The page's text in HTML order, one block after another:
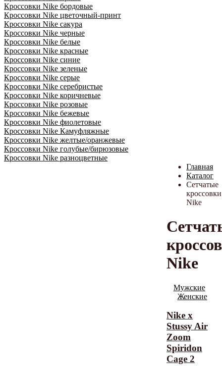
Кроссовки Nike бордовые
Кроссовки Nike цветочный-принт
Кроссовки Nike сакура
Кроссовки Nike черные
Кроссовки Nike белые
Кроссовки Nike красные
Кроссовки Nike синие
Кроссовки Nike зеленые
Кроссовки Nike серые
Кроссовки Nike серебристые
Кроссовки Nike коричневые
Кроссовки Nike розовые
Кроссовки Nike бежевые
Кроссовки Nike фиолетовые
Кроссовки Nike Камуфляжные
Кроссовки Nike желтые/оранжевые
Кроссовки Nike голубые/бирюзовые
Кроссовки Nike разноцветные
Главная
Каталог
Сетчатые
кроссовки
Nike
Nike
Мужские
Женские
Nike x
Stussy Air
Zoom
Spiridon
Cage 2